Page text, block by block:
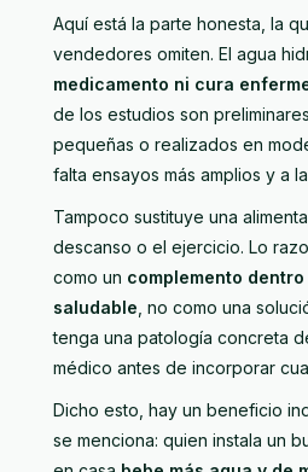
Aquí está la parte honesta, la
vendedores omiten. El agua
medicamento ni cura
de los estudios son
pequeñas o realizados en
falta ensayos más amplios y a
Tampoco sustituye una
descanso o el ejercicio. Lo
como un complemento
saludable , no como una
tenga una patología concreta
médico antes de incorporar
Dicho esto, hay un beneficio
se menciona: quien instala un